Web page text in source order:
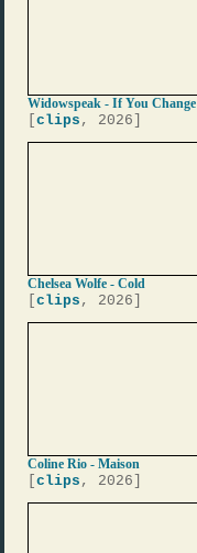
Widowspeak - If You Change
[clips , 2026]
Chelsea Wolfe - Cold
[clips , 2026]
Coline Rio - Maison
[clips , 2026]